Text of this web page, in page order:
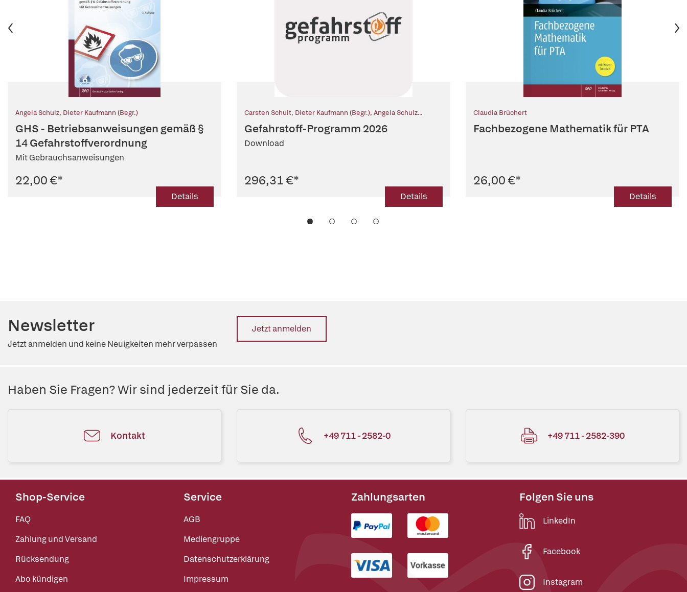
Angela Schulz, Dieter Kaufmann (Begr.)
GHS - Betriebsanweisungen gemäß §
14 Gefahrstoffverordnung
Mit Gebrauchsanweisungen
22,00 €*
Details
Carsten Schult, Dieter Kaufmann (Begr.), Angela Schulz
Gefahrstoff-Programm 2026
Download
296,31 €*
Details
Claudia Brüchert
Fachbezogene Mathematik für PTA
26,00 €*
Details
Newsletter
Jetzt anmelden und keine Neuigkeiten mehr verpassen
Jetzt anmelden
Haben Sie Fragen? Wir sind jederzeit für Sie da.
Kontakt +49 711 - 2582-0 +49 711 - 2582-390
Shop-Service
FAQ
Zahlung und Versand
Rücksendung
Abo kündigen
Service
AGB
Mediengruppe
Datenschutzerklärung
Impressum
Zahlungsarten Folgen Sie uns
LinkedIn
Facebook
Instagram